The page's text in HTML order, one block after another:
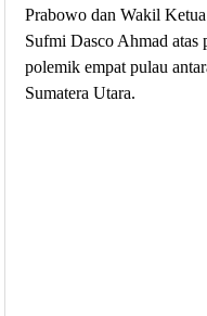
Prabowo dan Wakil
Sufmi Dasco Ahmad atas
polemik empat pulau
Sumatera Utara.